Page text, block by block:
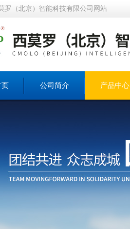
罗（北京）智能科技有限公司网站
页 公司简介 产品中心